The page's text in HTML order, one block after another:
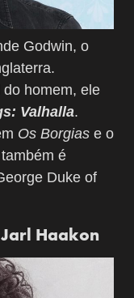
Godwin, o
homem, ele
Valhalla.
Os Borgias e o
é
Duke of
Haakon